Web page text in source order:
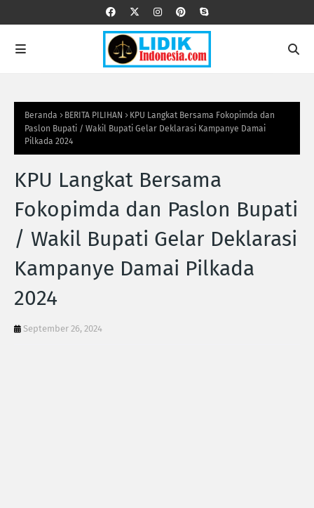
Beranda BERITA PILIHAN
KPU Langkat Bersama Fokopimda dan
Paslon Bupati / Wakil Bupati Gelar Deklarasi Kampanye Damai
Pilkada 2024
KPU Langkat Bersama
Fokopimda dan Paslon Bupati
/ Wakil Bupati Gelar Deklarasi
Kampanye Damai Pilkada
2024
September 26, 2024